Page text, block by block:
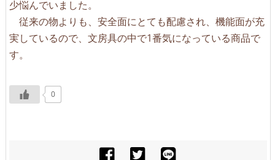
少悩んでいました。
従来の物よりも、安全面にとても配慮され、機能面が充
実しているので、文房具の中で1番気になっている商品で
す。
0